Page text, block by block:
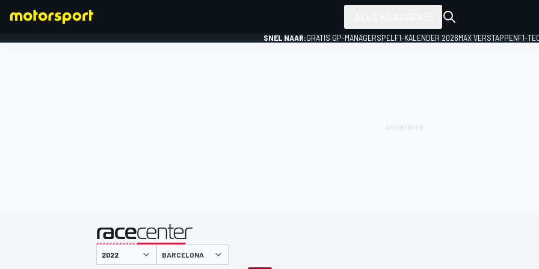
SNEL NAAR:GRATIS GP-MANAGERSPEL F1-KALENDER 2026MAX VERSTAPPENF1-
gepresenteerd door
BARCELONA